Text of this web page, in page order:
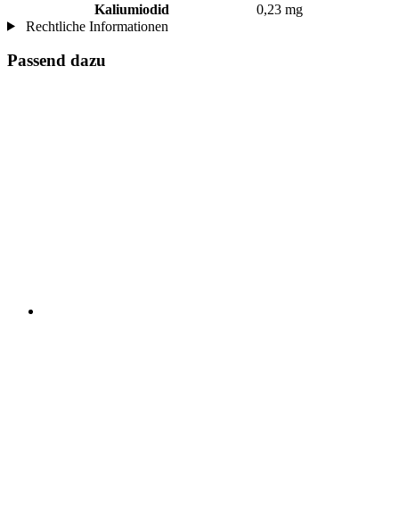
Kaliumiodid
0,23 mg
Rechtliche Informationen
Passend dazu